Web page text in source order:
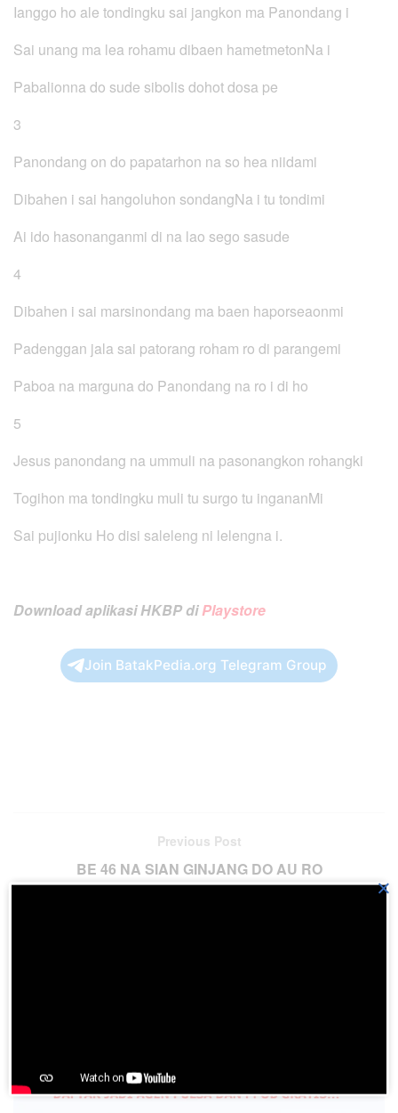
Ianggo ho ale tondingku sai jangkon ma Panondang i
Sai unang ma lea rohamu dibaen hametmetonNa i
Pabalionna do sude sibolis dohot dosa pe
3
Panondang on do papatarhon na so hea niidami
Dibahen i sai hangoluhon sondangNa i tu tondimi
Ai ido hasonanganmi di na lao sego sasude
4
Dibahen i sai marsinondang ma baen haporseaonmi
Padenggan jala sai patorang roham ro di parangemi
Paboa na marguna do Panondang na ro i di ho
5
Jesus panondang na ummuli na pasonangkon rohangki
Togihon ma tondingku muli tu surgo tu ingananMi
Sai pujionku Ho disi saleleng ni lelengna i.
Download aplikasi HKBP diPlaystore
Join BatakPedia.org Telegram Group
Previous Post
BE 46 NA SIAN GINJANG DO AU RO
×